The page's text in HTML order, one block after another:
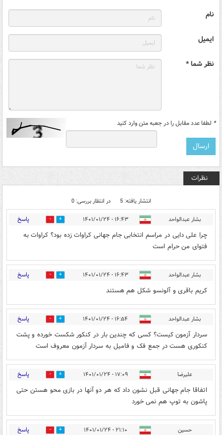
نام
ایمیل
نظر شما *
* لطفا عدد مقابل را در جعبه متن وارد کنید
نظرات
انتشار یافته: 5 در انتظار بررسی: 0
بشار عبدالواحد ۱۶:۴۳ - ۱۴۰۱/۰۱/۲۴ 1 پاسخ
چرا علی دایی در مراسم انتخابی جام جهانی کراوات زده بود؟ کراوات به
فتوای من حرام است
بشار عبدالواحد ۱۶:۴۳ - ۱۴۰۱/۰۱/۲۴ 1 پاسخ
کریم باقری و آلونسو شکل هم هستند
بشار عبدالواحد ۱۶:۵۴ - ۱۴۰۱/۰۱/۲۴ 1 پاسخ
سردار آزمون کیست؟ کسی که چندین بار در کنکور شکست خورده و پشت
کنکوری هست در جمع فک و فامیل به سردار آزمون معروف است
علیرضا ۱۷:۰۹ - ۱۴۰۱/۰۱/۲۴ 0 پاسخ
اتفاقا جام جهانی قبل نشون داد که هر دو آنها در بازی محو هستن حتی
پاشون به توپ هم نمی خورد
حسین ۲۱:۱۰ - ۱۴۰۱/۰۱/۲۴ 0 پاسخ